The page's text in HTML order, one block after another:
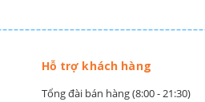
Hỗ trợ khách hàng
Tổng đài bán hàng (8:00 - 21:30)